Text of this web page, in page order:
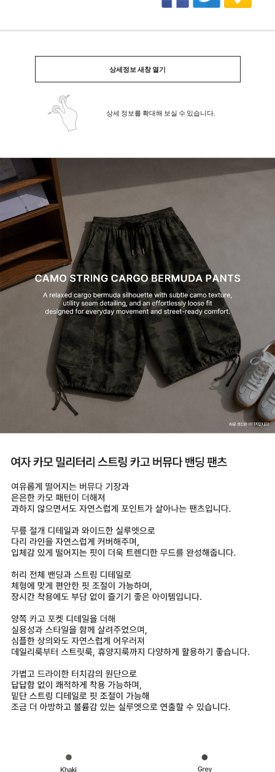
상세정보 새창 열기
상세 정보를 확대해 보실 수 있습니다.